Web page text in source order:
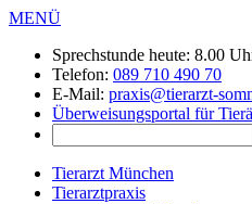
MENÜ
Sprechstunde heute: 8.00
Telefon: 089 710 490 70
E-Mail: praxis@tierarzt-
Überweisungsportal für
Tierarzt München
Tierarztpraxis